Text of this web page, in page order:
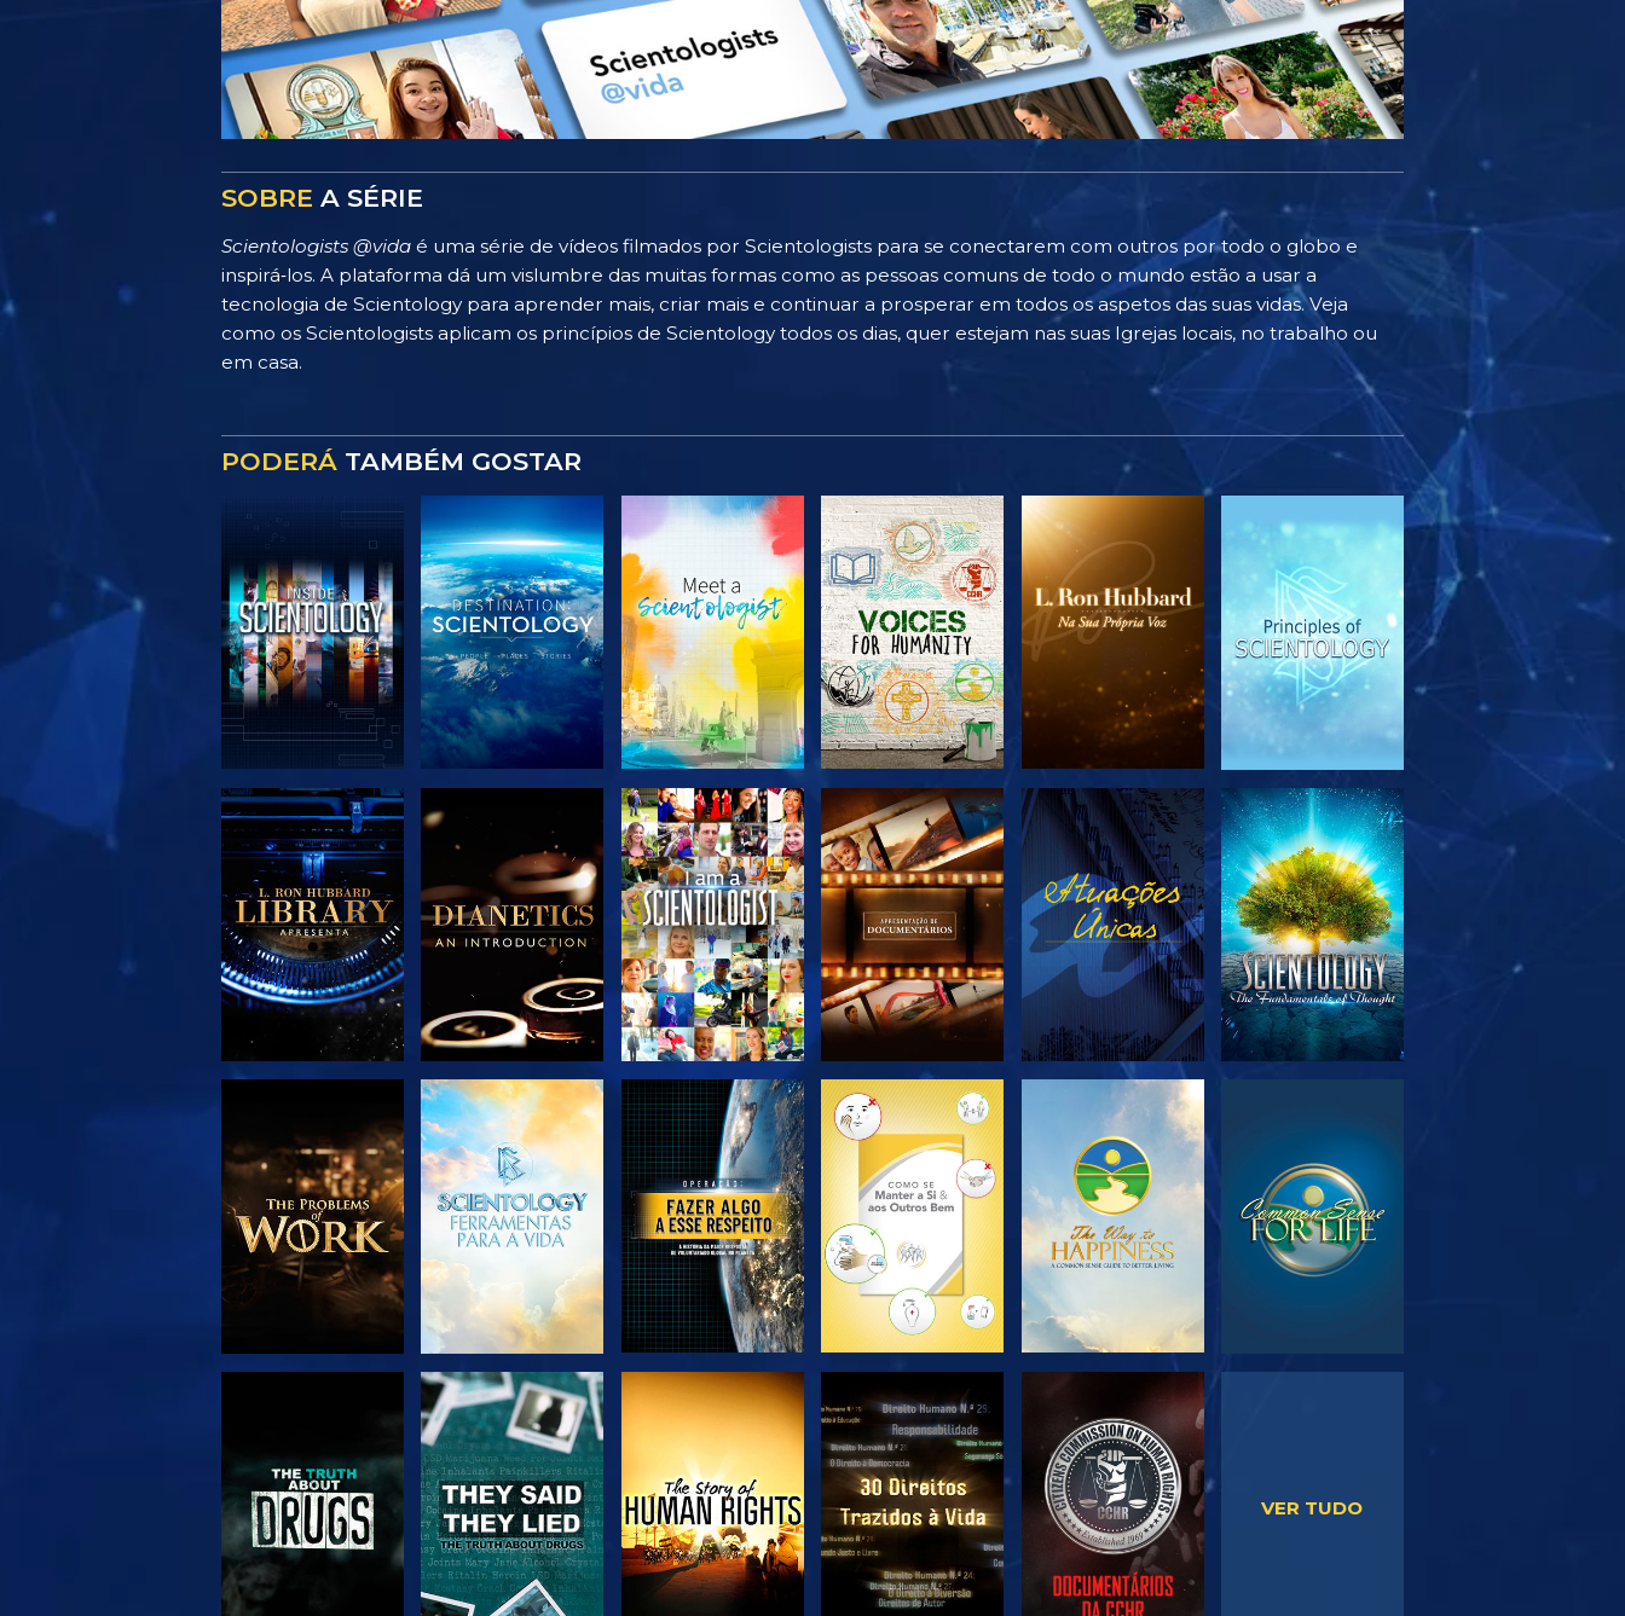
SOBRE A SÉRIE
Scientologists @vida é uma série de vídeos filmados por Scientologists para se conectarem com outros por todo o globo e
inspirá‑los. A plataforma dá um vislumbre das muitas formas como as pessoas comuns de todo o mundo estão a usar a
tecnologia de Scientology para aprender mais, criar mais e continuar a prosperar em todos os aspetos das suas vidas. Veja
como os Scientologists aplicam os princípios de Scientology todos os dias, quer estejam nas suas Igrejas locais, no trabalho ou
em casa.
PODERÁ TAMBÉM GOSTAR
EXPLORAR A
SÉRIE
EXPLORAR A
SÉRIE
EXPLORAR A
SÉRIE
EXPLORAR A
SÉRIE
EXPLORAR A
SÉRIE
VER
EXPLORAR A
SÉRIE
VER
EXPLORAR A
SÉRIE
EXPLORAR A
SÉRIE
EXPLORAR A
SÉRIE
VER VER VER
VER TUDO